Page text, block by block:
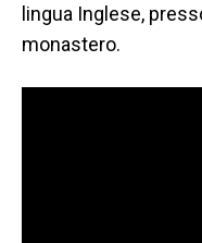
lingua Inglese,
monastero.